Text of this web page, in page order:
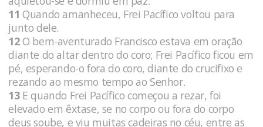
11 Quando amanheceu, Frei Pacífico voltou para
junto dele.
12O bem-aventurado Francisco estava em oração
diante do altar dentro do coro; Frei Pacífico ficou em
pé, esperando-o fora do coro, diante do crucifixo e
rezando ao mesmo tempo ao Senhor.
13E quando Frei Pacífico começou a rezar, foi
elevado em êxtase, se no corpo ou fora do corpo
deus soube, e viu muitas cadeiras no céu, entre as